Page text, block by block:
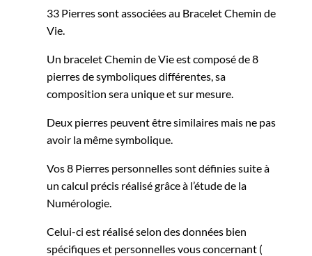
33 Pierres sont associées au Bracelet Chemin de
Vie.
Un bracelet Chemin de Vie est composé de 8
pierres de symboliques différentes, sa
composition sera unique et sur mesure.
Deux pierres peuvent être similaires mais ne pas
avoir la même symbolique.
Vos 8 Pierres personnelles sont définies suite à
un calcul précis réalisé grâce à l’étude de la
Numérologie.
Celui-ci est réalisé selon des données bien
spécifiques et personnelles vous concernant (